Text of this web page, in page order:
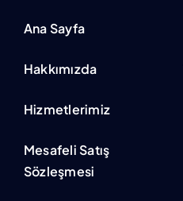
Ana Sayfa
Hakkımızda
Hizmetlerimiz
Mesafeli Satış
Sözleşmesi